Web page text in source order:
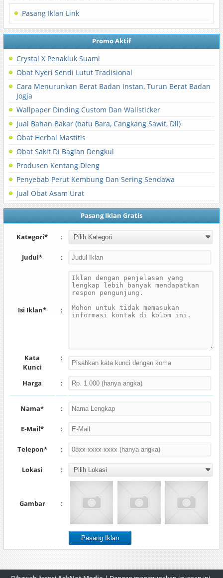
Pasang Iklan Link
Promo Aktif
Crystal X Penakluk Suami
Obat Nyeri Sendi Lutut Tradisional
Cara Menurunkan Berat Badan Instan, Turun Berat Badan
Jogja
Wallpaper Dinding Custom Dan Wallsticker
Jual Bahan Bakar (batu Bara, Cangkang Sawit, Dll)
Obat Herbal Mastitis
Obat Sakit Di Bagian Dengkul
Produsen Kentang Dieng
Penyebab Perut Kembung Dan Sering Sendawa
Jual Obat Asam Urat
Pasang Iklan Gratis
Kategori* :
Judul* :
Isi Iklan* :
Kata
Kunci
:
Harga :
Nama* :
E-Mail* :
Telepon* :
Lokasi :
Gambar :